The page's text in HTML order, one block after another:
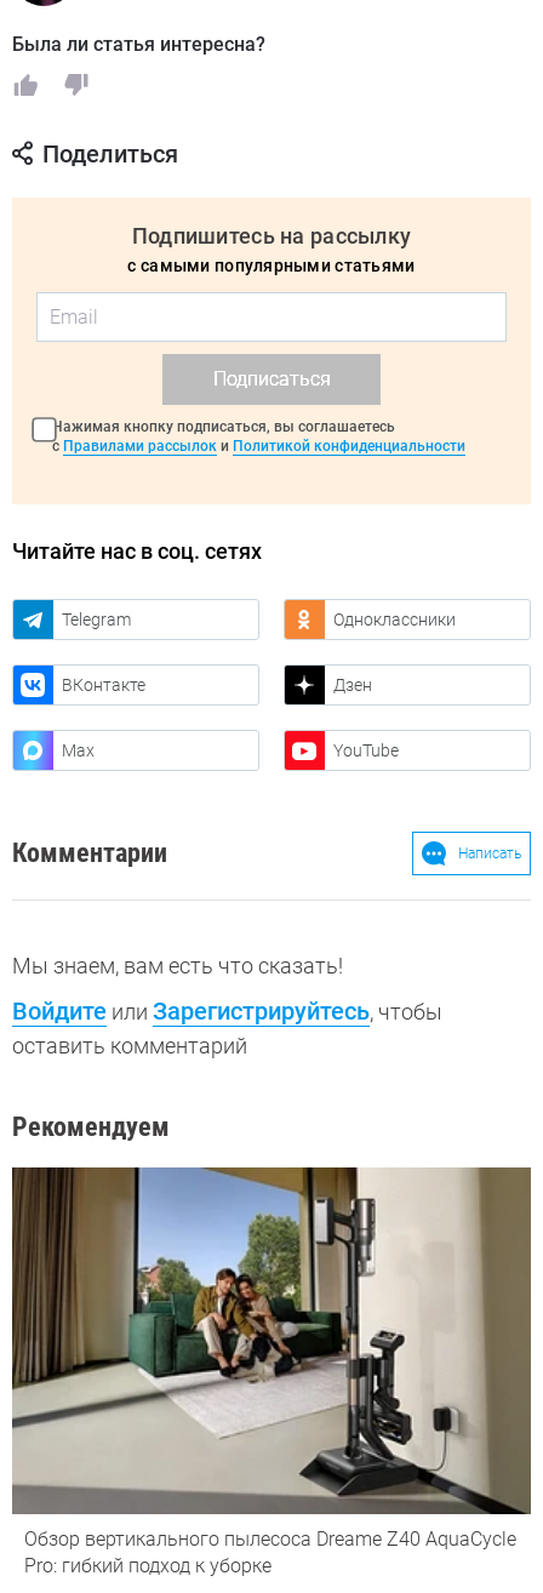
Была ли статья интересна?
Поделиться
Подпишитесь на рассылку
с самыми популярными статьями
Подписаться
Нажимая кнопку подписаться, вы соглашаетесь
с Правилами рассылок и Политикой конфиденциальности
Читайте нас в соц. сетях
Telegram Одноклассники
ВКонтакте Дзен
Max YouTube
Комментарии Написать
Мы знаем, вам есть что сказать!
Войдите или Зарегистрируйтесь, чтобы
оставить комментарий
Рекомендуем
Обзор вертикального пылесоса Dreame Z40 AquaCycle
Pro: гибкий подход к уборке